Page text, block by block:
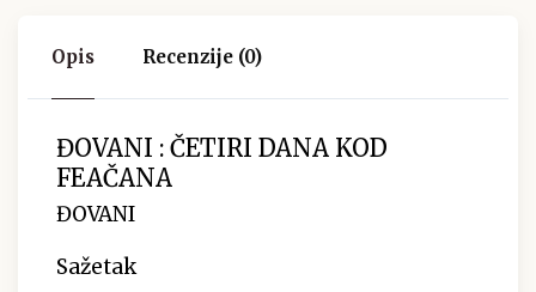
Opis Recenzije (0)
ĐOVANI : ČETIRI DANA KOD
FEAČANA
ĐOVANI
Sažetak